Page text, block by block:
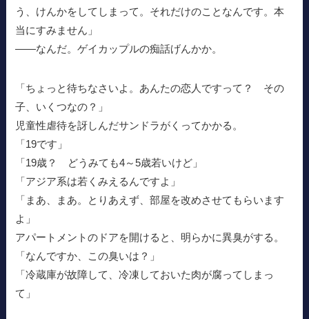
う、けんかをしてしまって。それだけのことなんです。本
当にすみません」
——なんだ。ゲイカップルの痴話げんかか。
「ちょっと待ちなさいよ。あんたの恋人ですって？ その
子、いくつなの？」
児童性虐待を訝しんだサンドラがくってかかる。
「19です」
「19歳？ どうみても4～5歳若いけど」
「アジア系は若くみえるんですよ」
「まあ、まあ。とりあえず、部屋を改めさせてもらいます
よ」
アパートメントのドアを開けると、明らかに異臭がする。
「なんですか、この臭いは？」
「冷蔵庫が故障して、冷凍しておいた肉が腐ってしまっ
て」